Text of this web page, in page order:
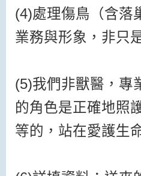
(4)處理傷鳥（含落
業務與形象，非只
(5)我們非獸醫，專
的角色是正確地照
等的，站在愛護生